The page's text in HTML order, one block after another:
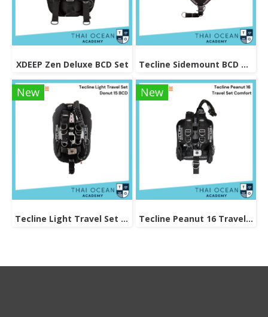
XDEEP Zen Deluxe BCD Set Tecline Sidemount BCD Avenger SIDE16
New
Tecline Light Travel Set Donut 15 BCD
New
Tecline Peanut 16 Travel Set Comfort